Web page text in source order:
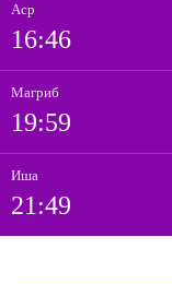
Аср
16:46
Магриб
19:59
Иша
21:49